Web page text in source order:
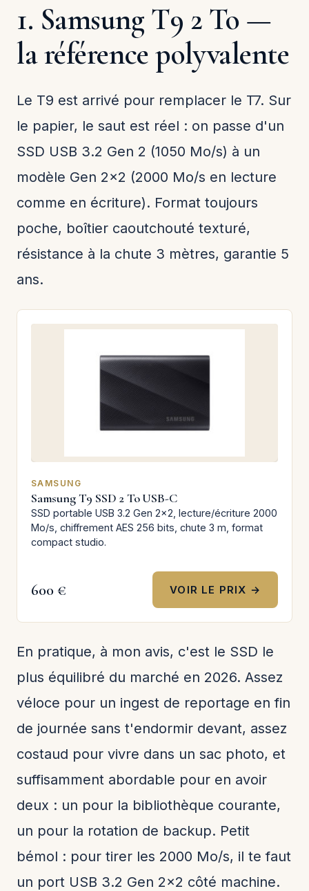
1. Samsung T9 2 To —
la référence polyvalente
Le T9 est arrivé pour remplacer le T7. Sur
le papier, le saut est réel : on passe d'un
SSD USB 3.2 Gen 2 (1050 Mo/s) à un
modèle Gen 2x2 (2000 Mo/s en lecture
comme en écriture). Format toujours
poche, boîtier caoutchouté texturé,
résistance à la chute 3 mètres, garantie 5
ans.
SAMSUNG
Samsung T9 SSD 2 To USB-C
SSD portable USB 3.2 Gen 2x2, lecture/écriture 2000
Mo/s, chiffrement AES 256 bits, chute 3 m, format
compact studio.
600 € VOIR LE PRIX →
En pratique, à mon avis, c'est le SSD le
plus équilibré du marché en 2026. Assez
véloce pour un ingest de reportage en fin
de journée sans t'endormir devant, assez
costaud pour vivre dans un sac photo, et
suffisamment abordable pour en avoir
deux : un pour la bibliothèque courante,
un pour la rotation de backup. Petit
bémol : pour tirer les 2000 Mo/s, il te faut
un port USB 3.2 Gen 2x2 côté machine.